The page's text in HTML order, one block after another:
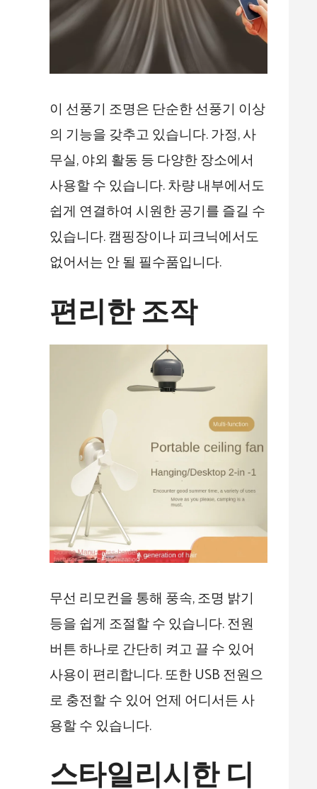
이 선풍기 조명은 단순한 선풍기 이상
의 기능을 갖추고 있습니다. 가정, 사
무실, 야외 활동 등 다양한 장소에서
사용할 수 있습니다. 차량 내부에서도
쉽게 연결하여 시원한 공기를 즐길 수
있습니다. 캠핑장이나 피크닉에서도
없어서는 안 될 필수품입니다.
편리한 조작
무선 리모컨을 통해 풍속, 조명 밝기
등을 쉽게 조절할 수 있습니다. 전원
버튼 하나로 간단히 켜고 끌 수 있어
사용이 편리합니다. 또한 USB 전원으
로 충전할 수 있어 언제 어디서든 사
용할 수 있습니다.
스타일리시한 디